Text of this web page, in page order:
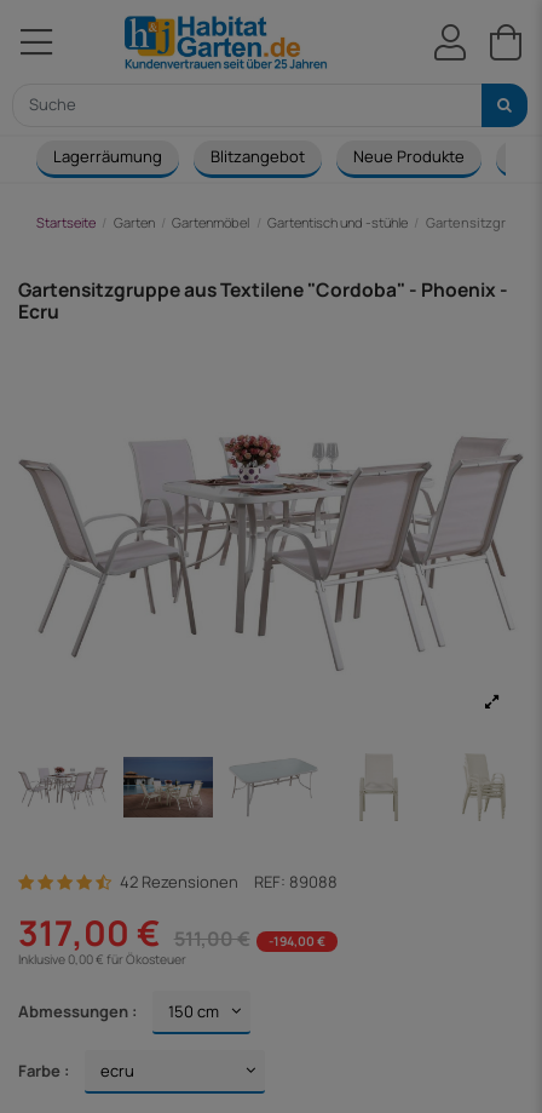
Lagerräumung Blitzangebot Neue Produkte
Startseite Garten Gartenmöbel Gartentisch und -stühle Gartensitzgruppe
Gartensitzgruppe aus Textilene "Cordoba" - Phoenix -
Ecru
42 Rezensionen REF: 89088
317,00 € 511,00 €
-194,00 €
Inklusive 0,00 € für Ökosteuer
Abmessungen :
Farbe :